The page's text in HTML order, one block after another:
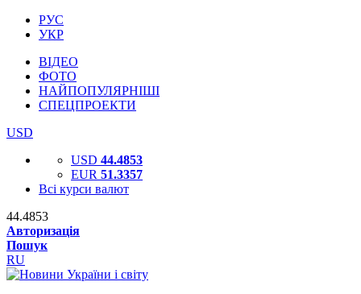
РУС
УКР
ВІДЕО
ФОТО
НАЙПОПУЛЯРНІШІ
СПЕЦПРОЕКТИ
USD
USD 44.4853
EUR 51.3357
Всі курси валют
44.4853
Авторизація
Пошук
RU